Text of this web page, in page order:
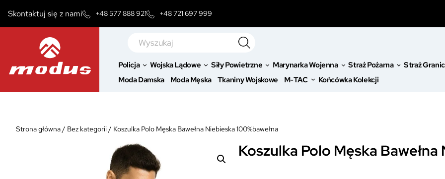
do
treści
Skontaktuj się z nami +48 577 888 921 +48 721 697 999
Szukaj
Policja Wojska Lądowe Siły Powietrzne Marynarka Wojenna Straż Pożarna
Straż
Moda Damska
Moda Męska Tkaniny Wojskowe M-TAC Końcówka Kolekcji
Strona główna/ Bez kategorii/ Koszulka Polo Męska Bawełna Niebieska 100%bawełna
Koszulka Polo Męska